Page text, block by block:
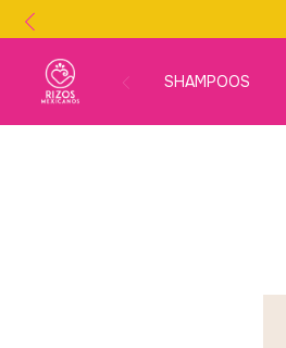
SHAMPOOS